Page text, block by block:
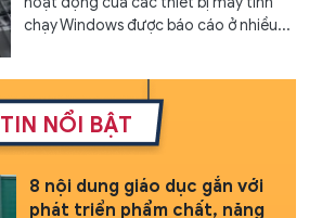
chạy Windows được báo cáo ở nhiều...
TIN NỔI BẬT
8 nội dung giáo dục gắn với
phát triển phẩm chất, năng